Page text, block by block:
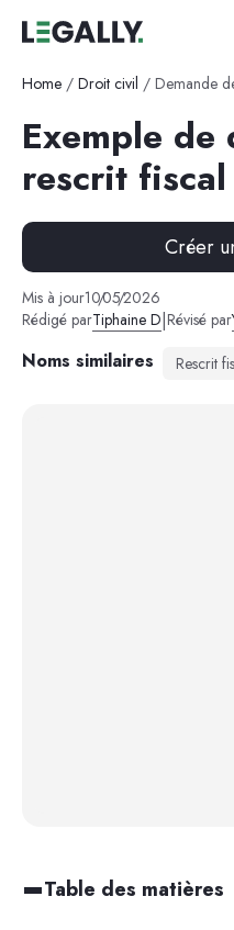
Home / Droit civil / Demande
Exemple de
rescrit fiscal
Créer
Mis à jour10/05/2026
Rédigé parTiphaine D|Révisé par
Noms similaires Rescrit
Table des matières